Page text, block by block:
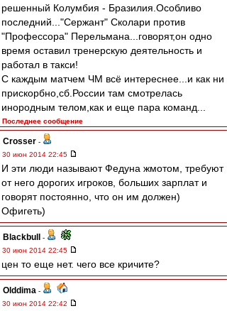
решенный Колумбия - Бразилия.Особливо
последний..."Сержант" Сколари против
"Профессора" Перельмана...говорят,он одно
время оставил тренерскую деятельность и
работал в такси!
С каждым матчем ЧМ всё интереснее...и как ни
прискорбно,сб.России там смотрелась
инородным телом,как и еще пара команд...
Последнее сообщение
Crosser -
30 июн 2014 22:45
И эти люди называют Федуна жмотом, требуют
от него дорогих игроков, больших зарплат и
говорят постоянно, что он им должен)
Офигеть)
Blackbull
-
30 июн 2014 22:45
цен то еще нет. чего все кричите?
Olddima -
30 июн 2014 22:42